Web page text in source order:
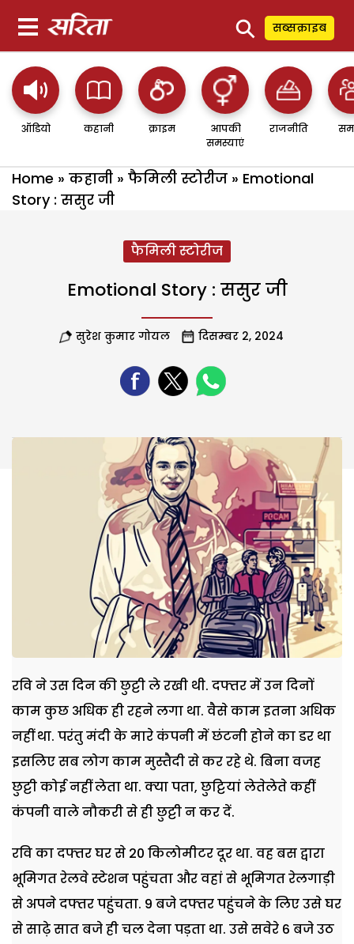
⚲ सब्सक्राइब
ऑडियो कहानी क्राइम
आपकी
समस्याएं
राजनीति
Home » कहानी » फैमिली स्टोरीज » Emotional
Story : ससुर जी
फैमिली स्टोरीज
Emotional Story : ससुर जी
सुरेश कुमार गोयल दिसम्बर 2, 2024
रवि ने उस दिन की छुट्टी ले रखी थी. दफ्तर में उन दिनों
काम कुछ अधिक ही रहने लगा था. वैसे काम इतना अधिक
नहीं था. परंतु मंदी के मारे कंपनी में छंटनी होने का डर था
इसलिए सब लोग काम मुस्तैदी से कर रहे थे. बिना वजह
छुट्टी कोई नहीं लेता था. क्या पता, छुट्टियां लेतेलेते कहीं
कंपनी वाले नौकरी से ही छुट्टी न कर दें.
रवि का दफ्तर घर से 20 किलोमीटर दूर था. वह बस द्वारा
भूमिगत रेलवे स्टेशन पहुंचता और वहां से भूमिगत रेलगाड़ी
से अपने दफ्तर पहुंचता. 9 बजे दफ्तर पहुंचने के लिए उसे घर
से साढ़े सात बजे ही चल देना पड़ता था. उसे सवेरे 6 बजे उठ